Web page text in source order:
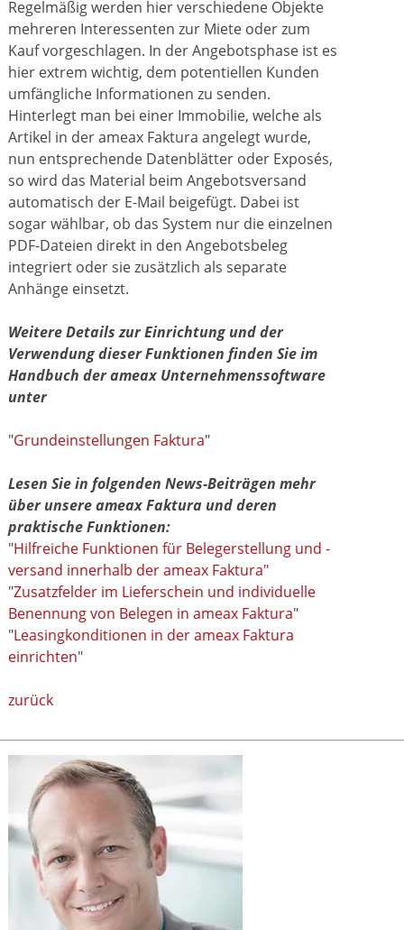
Regelmäßig werden hier verschiedene Objekte
mehreren Interessenten zur Miete oder zum
Kauf vorgeschlagen. In der Angebotsphase ist es
hier extrem wichtig, dem potentiellen Kunden
umfängliche Informationen zu senden.
Hinterlegt man bei einer Immobilie, welche als
Artikel in der ameax Faktura angelegt wurde,
nun entsprechende Datenblätter oder Exposés,
so wird das Material beim Angebotsversand
automatisch der E-Mail beigefügt. Dabei ist
sogar wählbar, ob das System nur die einzelnen
PDF-Dateien direkt in den Angebotsbeleg
integriert oder sie zusätzlich als separate
Anhänge einsetzt.
Weitere Details zur Einrichtung und der
Verwendung dieser Funktionen finden Sie im
Handbuch der ameax Unternehmenssoftware
unter
"Grundeinstellungen Faktura"
Lesen Sie in folgenden News-Beiträgen mehr
über unsere ameax Faktura und deren
praktische Funktionen:
"Hilfreiche Funktionen für Belegerstellung und -
versand innerhalb der ameax Faktura"
"Zusatzfelder im Lieferschein und individuelle
Benennung von Belegen in ameax Faktura"
"Leasingkonditionen in der ameax Faktura
einrichten"
zurück